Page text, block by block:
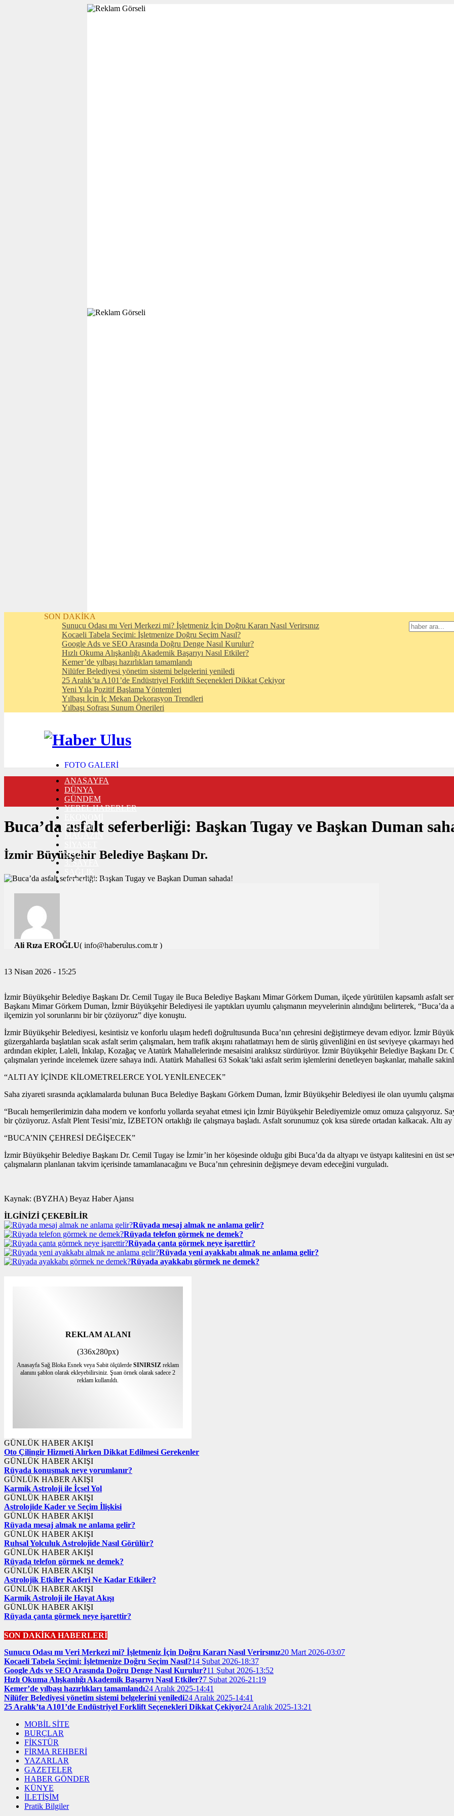
SON DAKİKA
Sunucu Odası mı Veri Merkezi mi? İşletmeniz İçin Doğru Kararı Nasıl Verirsınız
Kocaeli Tabela Seçimi: İşletmenize Doğru Seçim Nasıl?
Google Ads ve SEO Arasında Doğru Denge Nasıl Kurulur?
Hızlı Okuma Alışkanlığı Akademik Başarıyı Nasıl Etkiler?
Kemer’de yılbaşı hazırlıkları tamamlandı
Nilüfer Belediyesi yönetim sistemi belgelerini yeniledi
25 Aralık’ta A101’de Endüstriyel Forklift Seçenekleri Dikkat Çekiyor
Yeni Yıla Pozitif Başlama Yöntemleri
Yılbaşı İçin İç Mekan Dekorasyon Trendleri
Yılbaşı Sofrası Sunum Önerileri
FOTO GALERİ
TRAFİK DURUMU
NÖBETÇİ ECZANELER
CANLI SONUÇLAR
BURÇLAR
İLETİŞİM
ANASAYFA
DÜNYA
GÜNDEM
YEREL HABERLER
EĞİTİM
SPOR
3. SAYFA
TEKNOLOJİ
Buca’da asfalt seferberliği: Başkan Tugay ve Başkan Duman
İzmir Büyükşehir Belediye Başkanı Dr.
Ali Rıza EROĞLU( info@haberulus.com.tr )
13 Nisan 2026 - 15:25
İzmir Büyükşehir Belediye Başkanı Dr. Cemil Tugay ile Buca Belediye Başkanı Mimar Görkem Duman, ilçede yürütülen kapsamlı asfalt
Başkanı Mimar Görkem Duman, İzmir Büyükşehir Belediyesi ile yaptıkları uyumlu çalışmanın meyvelerinin alındığını belirterek,
ilçemizin yol sorunlarını bir bir çözüyoruz” diye konuştu.
İzmir Büyükşehir Belediyesi, kesintisiz ve konforlu ulaşım hedefi doğrultusunda Buca’nın çehresini değiştirmeye devam ediyor. İzmir
güzergahlarda başlatılan sıcak asfalt serim çalışmaları, hem trafik akışını rahatlatmayı hem de sürüş güvenliğini en üst seviyeye
ardından ekipler, Laleli, İnkılap, Kozağaç ve Atatürk Mahallelerinde mesaisini aralıksız sürdürüyor. İzmir Büyükşehir Belediye Başkanı
çalışmaları yerinde incelemek üzere sahaya indi. Atatürk Mahallesi 63 Sokak’taki asfalt serim işlemlerini denetleyen başkanlar, mahalle
“ALTI AY İÇİNDE KİLOMETRELERCE YOL YENİLENECEK”
Saha ziyareti sırasında açıklamalarda bulunan Buca Belediye Başkanı Görkem Duman, İzmir Büyükşehir Belediyesi ile olan uyumlu
“Bucalı hemşerilerimizin daha modern ve konforlu yollarda seyahat etmesi için İzmir Büyükşehir Belediyemizle omuz omuza çalışıyoruz.
bir çözüyoruz. Asfalt Plent Tesisi’miz, İZBETON ortaklığı ile çalışmaya başladı. Asfalt sorunumuz çok kısa sürede ortadan kalkacak. Altı
“BUCA’NIN ÇEHRESİ DEĞİŞECEK”
İzmir Büyükşehir Belediye Başkanı Dr. Cemil Tugay ise İzmir’in her köşesinde olduğu gibi Buca’da da altyapı ve üstyapı kalitesini en üst
çalışmaların planlanan takvim içerisinde tamamlanacağını ve Buca’nın çehresinin değişmeye devam edeceğini vurguladı.
Kaynak: (BYZHA) Beyaz Haber Ajansı
İLGİNİZİ ÇEKEBİLİR
Rüyada mesaj almak ne anlama gelir?
Rüyada telefon görmek ne demek?
Rüyada çanta görmek neye işarettir?
Rüyada yeni ayakkabı almak ne anlama gelir?
Rüyada ayakkabı görmek ne demek?
REKLAM ALANI
(336x280px)
Anasayfa Sağ Bloka Esnek veya Sabit ölçülerde SINIRSIZ reklam
alanını şablon olarak ekleyebilirsiniz. Şuan örnek olarak sadece 2
reklam kullanıldı.
GÜNLÜK HABER AKIŞI
Oto Çilingir Hizmeti Alırken Dikkat Edilmesi Gerekenler
GÜNLÜK HABER AKIŞI
Rüyada konuşmak neye yorumlanır?
GÜNLÜK HABER AKIŞI
Karmik Astroloji ile İçsel Yol
GÜNLÜK HABER AKIŞI
Astrolojide Kader ve Seçim İlişkisi
GÜNLÜK HABER AKIŞI
Rüyada mesaj almak ne anlama gelir?
GÜNLÜK HABER AKIŞI
Ruhsal Yolculuk Astrolojide Nasıl Görülür?
GÜNLÜK HABER AKIŞI
Rüyada telefon görmek ne demek?
GÜNLÜK HABER AKIŞI
Astrolojik Etkiler Kaderi Ne Kadar Etkiler?
GÜNLÜK HABER AKIŞI
Karmik Astroloji ile Hayat Akışı
GÜNLÜK HABER AKIŞI
Rüyada çanta görmek neye işarettir?
SON DAKİKA HABERLERİ
Sunucu Odası mı Veri Merkezi mi? İşletmeniz İçin Doğru Kararı Nasıl Verirsınız20 Mart 2026-03:07
Kocaeli Tabela Seçimi: İşletmenize Doğru Seçim Nasıl?14 Şubat 2026-18:37
Google Ads ve SEO Arasında Doğru Denge Nasıl Kurulur?11 Şubat 2026-13:52
Hızlı Okuma Alışkanlığı Akademik Başarıyı Nasıl Etkiler?7 Şubat 2026-21:19
Kemer’de yılbaşı hazırlıkları tamamlandı24 Aralık 2025-14:41
Nilüfer Belediyesi yönetim sistemi belgelerini yeniledi24 Aralık 2025-14:41
25 Aralık’ta A101’de Endüstriyel Forklift Seçenekleri Dikkat Çekiyor24 Aralık 2025-13:21
MOBİL SİTE
BURÇLAR
FİKSTÜR
FİRMA REHBERİ
YAZARLAR
GAZETELER
HABER GÖNDER
KÜNYE
İLETİŞİM
Pratik Bilgiler